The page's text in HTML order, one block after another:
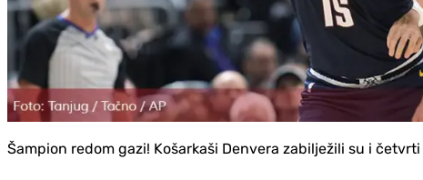
Šampion redom gazi! Košarkaši Denvera zabilježili su i